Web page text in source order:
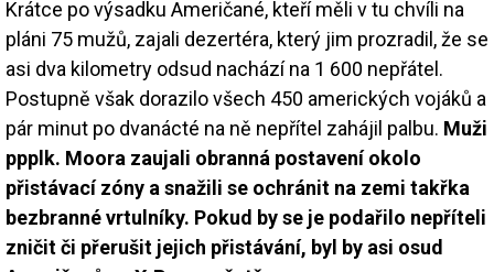
Krátce po výsadku Američané, kteří měli v tu chvíli na
pláni 75 mužů, zajali dezertéra, který jim prozradil, že se
asi dva kilometry odsud nachází na 1 600 nepřátel.
Postupně však dorazilo všech 450 amerických vojáků a
pár minut po dvanácté na ně nepřítel zahájil palbu. Muži
ppplk. Moora zaujali obranná postavení okolo
přistávací zóny a snažili se ochránit na zemi takřka
bezbranné vrtulníky. Pokud by se je podařilo nepříteli
zničit či přerušit jejich přistávání, byl by asi osud